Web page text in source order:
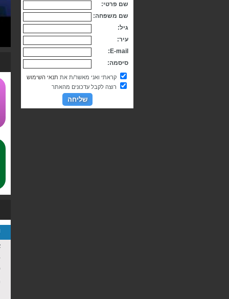
שם פרטי:
שם משפחה:
גיל:
עיר:
E-mail:
סיסמה:
קראתי ואני מאשר/ת את תנאי השימוש
רוצה לקבל עדכונים מהאתר